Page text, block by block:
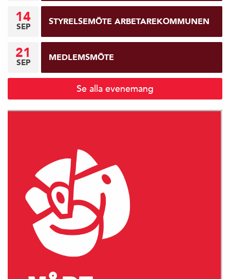
14
SEP STYRELSEMÖTE ARBETAREKOMMUNEN
21
SEP MEDLEMSMÖTE
Se alla evenemang